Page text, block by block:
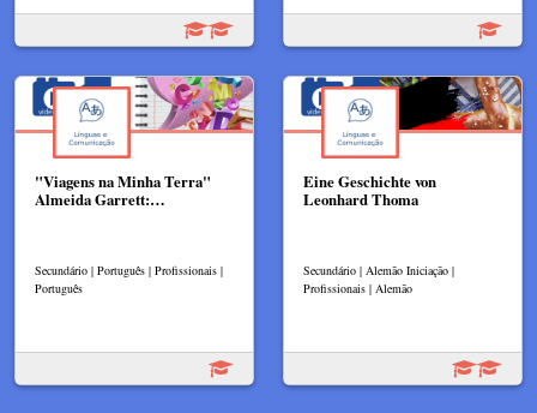
"Viagens na Minha Terra"
Almeida Garrett:…
Secundário | Português | Profissionais |
Português
Eine Geschichte von
Leonhard Thoma
Secundário | Alemão Iniciação |
Profissionais | Alemão